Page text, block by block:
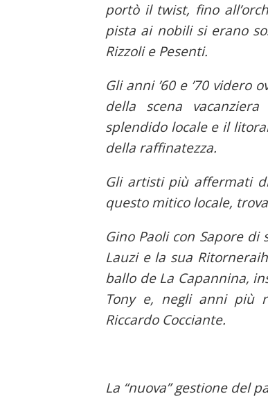
portò il twist, fino
pista ai nobili si erano
Rizzoli e Pesenti.
Gli anni ’60 e ’70 videro
della scena
splendido locale e il
della raffinatezza.
Gli artisti più affermati
questo mitico locale,
Gino Paoli con Sapore di
Lauzi e la sua
ballo de La Capannina,
Tony e, negli anni più
Riccardo Cocciante.
La “nuova” gestione del